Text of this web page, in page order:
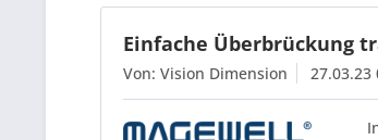
Einfache Überbrückung
Von: Vision Dimension 27.03.23